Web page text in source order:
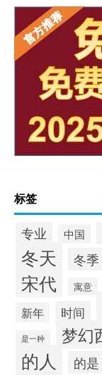
标签
专业 中国
冬天 冬季
宋代 寓意
新年 时间
是一种 梦幻
的人 的是